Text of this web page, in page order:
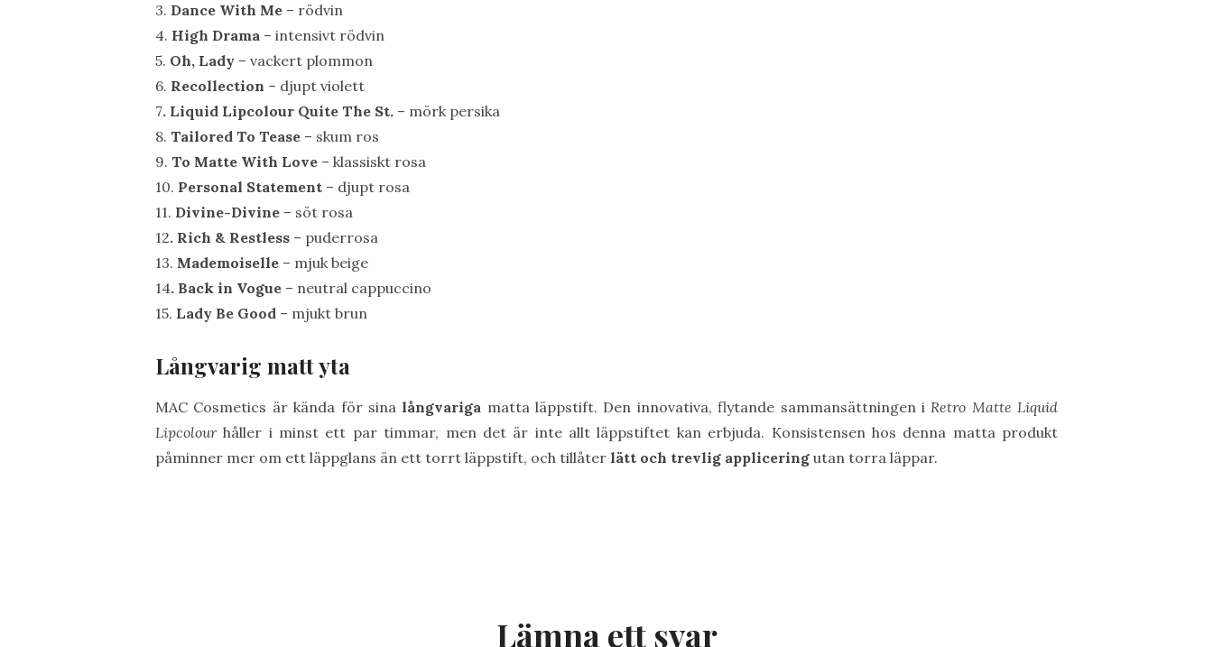
3. Dance With Me – rödvin
4. High Drama – intensivt rödvin
5. Oh, Lady – vackert plommon
6. Recollection – djupt violett
7. Liquid Lipcolour Quite The St. – mörk persika
8. Tailored To Tease – skum ros
9. To Matte With Love – klassiskt rosa
10. Personal Statement – djupt rosa
11. Divine-Divine – söt rosa
12. Rich & Restless – puderrosa
13. Mademoiselle – mjuk beige
14. Back in Vogue – neutral cappuccino
15. Lady Be Good – mjukt brun
Långvarig matt yta
MAC Cosmetics är kända för sinalångvariga matta läppstift. Den innovativa, flytande sammansättningen iRetro Matte Liquid
Lipcolourhåller i minst ett par timmar, men det är inte allt läppstiftet kan erbjuda. Konsistensen hos denna matta produkt
påminner mer om ett läppglans än ett torrt läppstift, och tillåter lätt och trevlig applicering utan torra läppar.
Lämna ett svar